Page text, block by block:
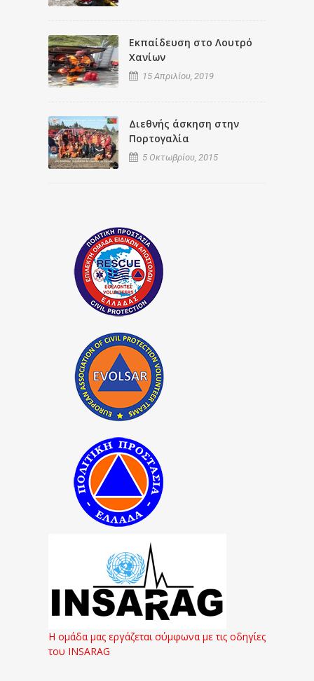
Εκπαίδευση στο Λουτρό
Χανίων
15 Απριλίου, 2019
Διεθνής άσκηση στην
Πορτογαλία
5 Οκτωβρίου, 2015
Η ομάδα μας εργάζεται σύμφωνα με τις οδηγίες
του INSARAG